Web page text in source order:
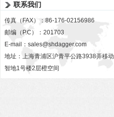
联系我们
传真（FAX）：86-176-02156986
邮编（P.C）：201703
E-mail： sales@shdagger.com
地址：上海青浦区沪青平公路3938弄移动
智地1号楼2层橙空间